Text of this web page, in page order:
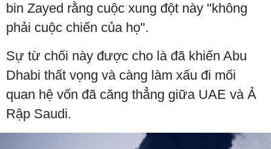
bin Zayed rằng cuộc xung đột này "không
phải cuộc chiến của họ".
Sự từ chối này được cho là đã khiến Abu
Dhabi thất vọng và càng làm xấu đi mối
quan hệ vốn đã căng thẳng giữa UAE và Ả
Rập Saudi.